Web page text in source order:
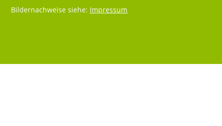
Bildernachweise siehe: Impressum